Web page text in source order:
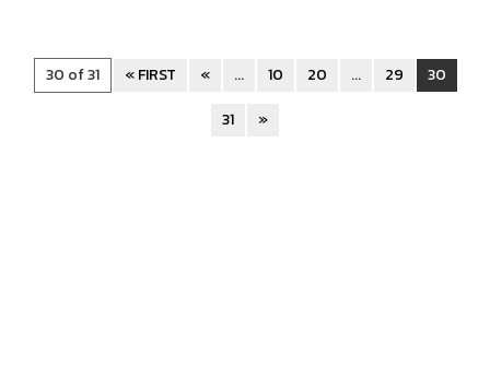
30 of 31 « FIRST « ... 10 20 ... 29
30
31
»